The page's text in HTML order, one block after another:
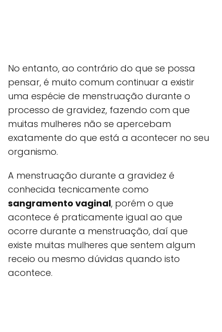
No entanto, ao contrário do que se possa
pensar, é muito comum continuar a existir
uma espécie de menstruação durante o
processo de gravidez, fazendo com que
muitas mulheres não se apercebam
exatamente do que está a acontecer no seu
organismo.
A menstruação durante a gravidez é
conhecida tecnicamente como
sangramento vaginal, porém o que
acontece é praticamente igual ao que
ocorre durante a menstruação, daí que
existe muitas mulheres que sentem algum
receio ou mesmo dúvidas quando isto
acontece.